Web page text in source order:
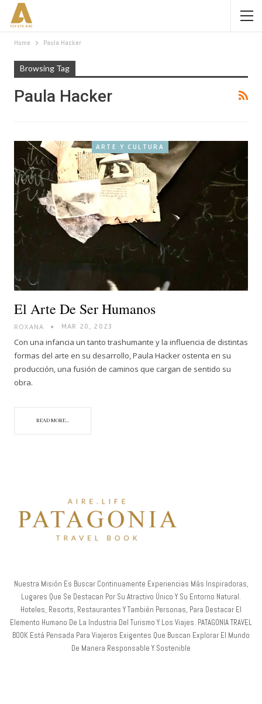
Home Paula Hacker
Browsing Tag
Paula Hacker
ARTE Y CULTURA
El Arte De Ser Humanos
ROXANA MAR 20, 2023
Con una infancia un tanto trashumante y la influencia de distintas
formas del arte en su desarrollo, Paula Hacker ostenta en su
producción, una fusión de caminos que cargan de sentido su
obra.
READ MORE...
Nuestra Misión Es Buscar Continuamente Experiencias Más Inspiradoras,
Lugares Que Se Destacan Por Su Atractivo Único Y Su Entorno Natural.
Hoteles, Resorts, Restaurantes Y También Personas, Para Destacar El
Elemento Humano De La Industria Del Turismo Y Los Viajes. PATAGONIA TRAVEL
BOOK Está Pensada Para Viajeros Exigentes Que Buscan Explorar El Mundo
De Manera Responsable Y Sostenible